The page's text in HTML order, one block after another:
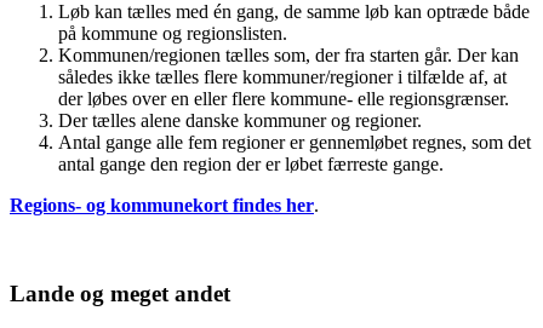
Løb kan tælles med én gang, de samme løb kan optræde både
på kommune og regionslisten.
Kommunen/regionen tælles som, der fra starten går. Der kan
således ikke tælles flere kommuner/regioner i tilfælde af, at
der løbes over en eller flere kommune- elle regionsgrænser.
Der tælles alene danske kommuner og regioner.
Antal gange alle fem regioner er gennemløbet regnes, som det
antal gange den region der er løbet færreste gange.
Regions- og kommunekort findes her.
Lande og meget andet